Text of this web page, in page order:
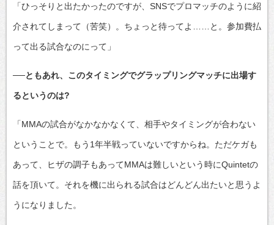
「ひっそりと出たかったのですが、SNSでプロマッチのように紹
介されてしまって（苦笑）。ちょっと待ってよ……と。参加費払
って出る試合なのにって」
──ともあれ、このタイミングでグラップリングマッチに出場す
るというのは?
「MMAの試合がなかなかなくて、相手やタイミングが合わない
ということで。もう1年半戦っていないですからね。ただケガも
あって、ヒザの調子もあってMMAは難しいという時にQuintetの
話を頂いて。それを機に出られる試合はどんどん出たいと思うよ
うになりました。